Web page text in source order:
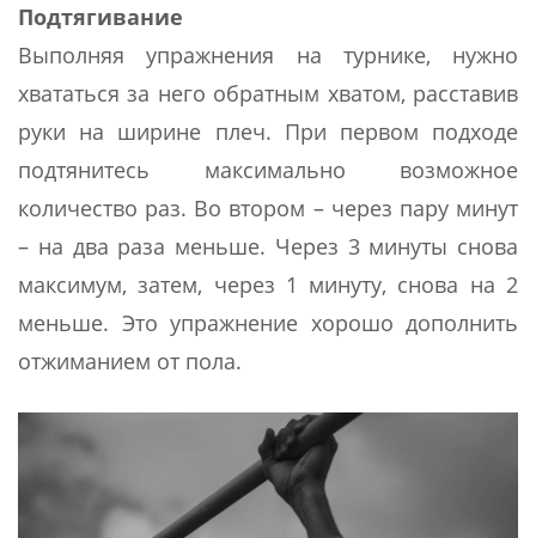
Подтягивание
Выполняя упражнения на турнике, нужно
хвататься за него обратным хватом, расставив
руки на ширине плеч. При первом подходе
подтянитесь максимально возможное
количество раз. Во втором – через пару минут
– на два раза меньше. Через 3 минуты снова
максимум, затем, через 1 минуту, снова на 2
меньше. Это упражнение хорошо дополнить
отжиманием от пола.